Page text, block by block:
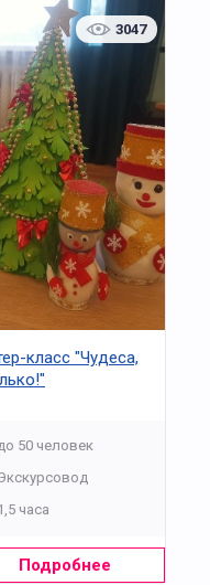
3047
класс "Чудеса,
50 человек
часа
Подробнее